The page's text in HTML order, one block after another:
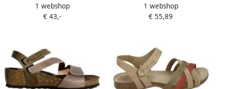
MANDEN 7232
1 webshop
€ 43,-
sleehak 7119
1 webshop
€ 55,89